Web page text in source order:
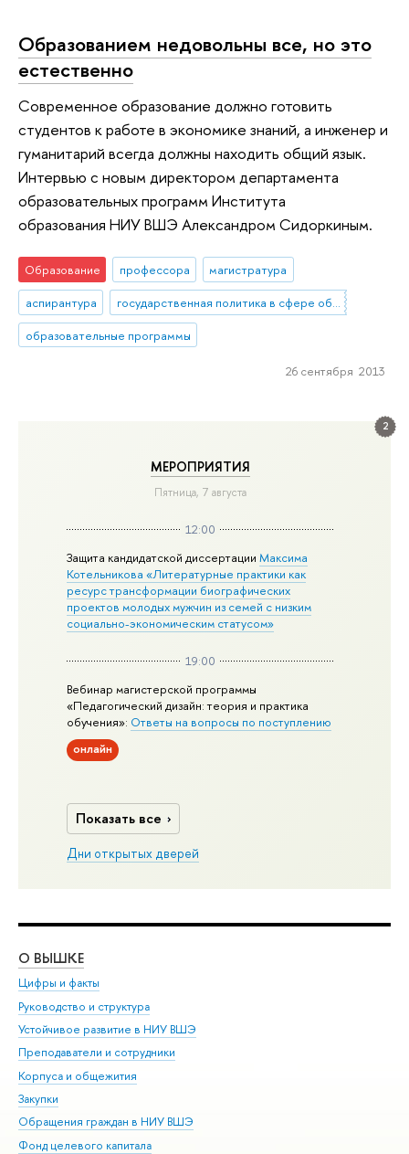
2
МЕРОПРИЯТИЯ
Пятница, 7 августа
12:00
Защита кандидатской диссертацииМаксима
Котельникова «Литературные практики как
ресурс трансформации биографических
проектов молодых мужчин из семей с низким
социально-экономическим статусом»
19:00
Вебинар магистерской программы
«Педагогический дизайн: теория и практика
обучения»: Ответы на вопросы по поступлению
онлайн
Показать все
Дни открытых дверей
Образованием недовольны все, но это
естественно
Современное образование должно готовить
студентов к работе в экономике знаний, а инженер и
гуманитарий всегда должны находить общий язык.
Интервью с новым директором департамента
образовательных программ Института
образования НИУ ВШЭ Александром Сидоркиным.
Образование профессора
магистратура
аспирантура
государственная политика в сфере образования
образовательные программы
26 сентября 2013
О ВЫШКЕ
Цифры и факты
Руководство и структура
Устойчивое развитие в НИУ ВШЭ
Преподаватели и сотрудники
Корпуса и общежития
Закупки
Обращения граждан в НИУ ВШЭ
Фонд целевого капитала